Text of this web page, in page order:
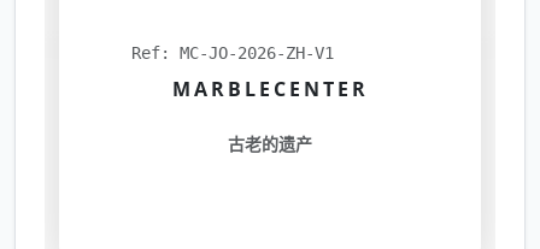
Ref: MC-JO-2026-ZH-V1
MARBLECENTER
古老的遗产